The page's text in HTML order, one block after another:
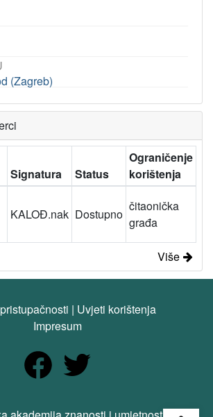
(Zagreb)
Signatura Status
Ograničenje
korištenja
KALOĐ.nak Dostupno
čitaonička
građa
Više
| Uvjeti korištenja
Impresum